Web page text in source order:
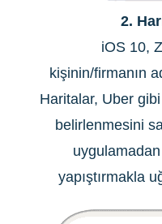
2.
iOS 10,
kişinin/firmanın
Haritalar, Uber
belirlenmesini
yapıştırmakla